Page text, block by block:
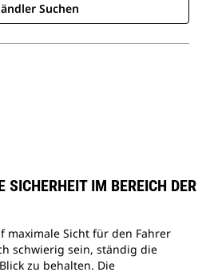
Suchen
SICHERHEIT IM BEREICH DER
maximale Sicht für den Fahrer
schwierig sein, ständig die
zu behalten. Die